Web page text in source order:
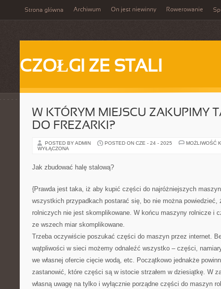
Strona główna Archiwum On jest niewinny Rowerowanie
CZOŁGI ZE STALI
W KTÓRYM MIEJSCU ZAKUPIMY
DO FREZARKI?
POSTED BY ADMIN POSTED ON CZE - 24 - 2025
MOŻLIWOŚĆ
WYŁĄCZONA
Jak zbudować halę stalową?
{Prawda jest taka, iż aby kupić części do najróżniejszych
wszystkich przypadkach postarać się, bo nie można
rolniczych nie jest skomplikowane. W końcu maszyny rolnicze i
ze wszech miar skomplikowane.
Trzeba oczywiście poszukać części do maszyn przez internet.
wątpliwości w sieci możemy odnaleźć wszystko – części,
we własnej ofercie cięcie wodą, etc. Początkowo jednakże
zastanowić, które części są w istocie strzałem w dziesiątkę. W
własną uwagę na tylko i wyłącznie porządne części do maszyn